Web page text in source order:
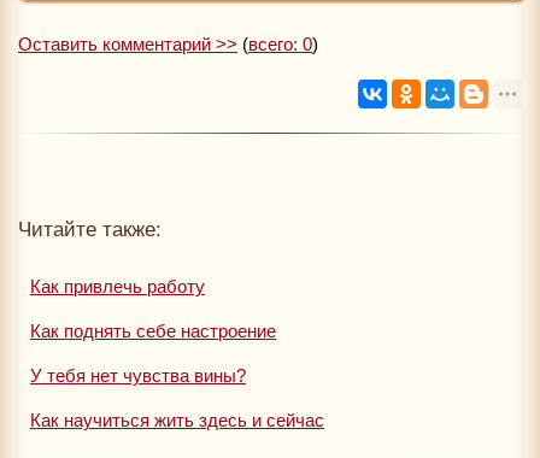
Оставить комментарий >> (всего: 0)
Читайте также:
Как привлечь работу
Как поднять себе настроение
У тебя нет чувства вины?
Как научиться жить здесь и сейчас